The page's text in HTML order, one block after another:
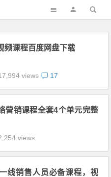
频课程百度网盘下载
views 17
营销课程全套4个单元完整
views
线销售人员必备课程，视